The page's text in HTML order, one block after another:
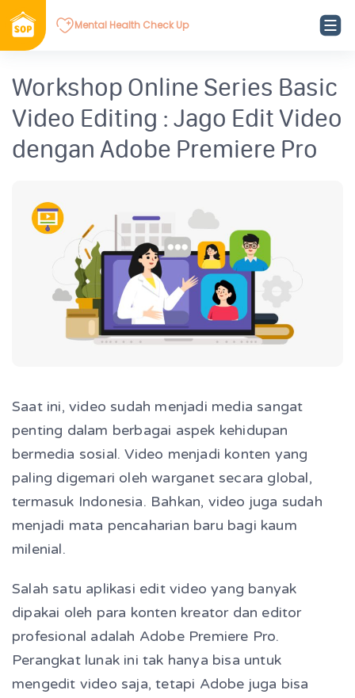
Mental Health Check Up
Workshop Online Series Basic
Video Editing : Jago Edit Video
dengan Adobe Premiere Pro
Saat ini, video sudah menjadi media sangat
penting dalam berbagai aspek kehidupan
bermedia sosial. Video menjadi konten yang
paling digemari oleh warganet secara global,
termasuk Indonesia. Bahkan, video juga sudah
menjadi mata pencaharian baru bagi kaum
milenial.
Salah satu aplikasi edit video yang banyak
dipakai oleh para konten kreator dan editor
profesional adalah Adobe Premiere Pro.
Perangkat lunak ini tak hanya bisa untuk
mengedit video saja, tetapi Adobe juga bisa